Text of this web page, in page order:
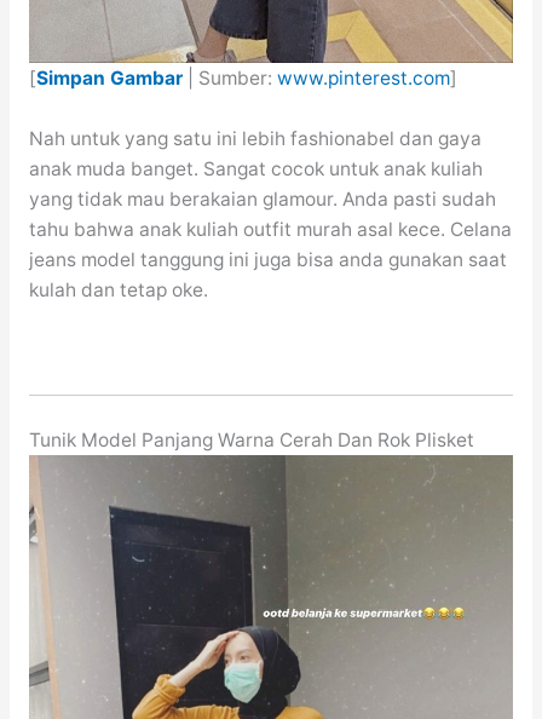
[Simpan Gambar| Sumber: www.pinterest.com]
Nah untuk yang satu ini lebih fashionabel dan gaya
anak muda banget. Sangat cocok untuk anak kuliah
yang tidak mau berakaian glamour. Anda pasti sudah
tahu bahwa anak kuliah outfit murah asal kece. Celana
jeans model tanggung ini juga bisa anda gunakan saat
kulah dan tetap oke.
Tunik Model Panjang Warna Cerah Dan Rok Plisket